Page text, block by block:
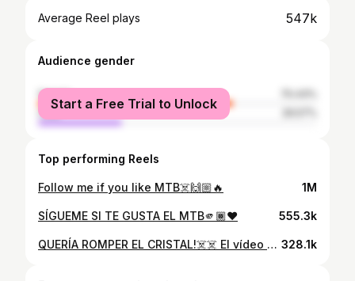
Average Reel plays 547k
Audience gender
female
male
Start a Free Trial to Unlock
Top performing Reels
Follow me if you like MTB☠️🙌🏼🔥 1M
SÍGUEME SI TE GUSTA EL MTB🫵🏾❤️ 555.3k
QUERÍA ROMPER EL CRISTAL!☠️☠️ El vídeo más visto de mi perfil merecía ser resubido 😜🙌🏼 328.1k